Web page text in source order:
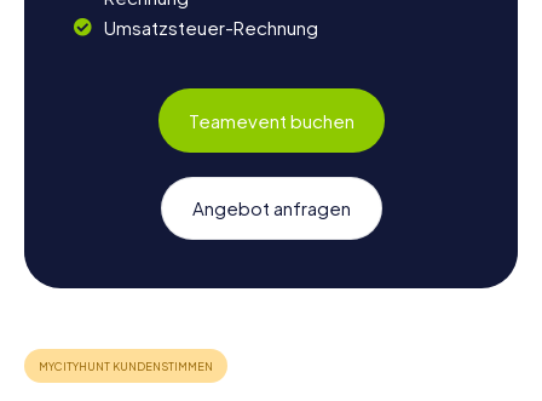
Umsatzsteuer-Rechnung
Teamevent buchen
Angebot anfragen